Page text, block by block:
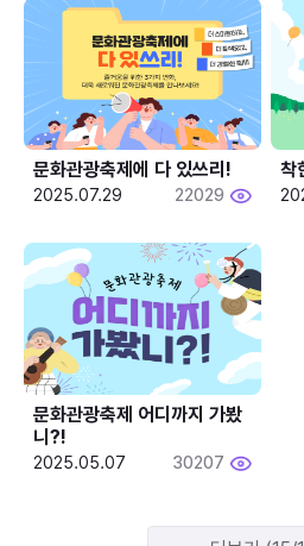
문화관광축제에 다 있쓰리!
2025.07.29 22029
착
문화관광축제 어디까지 가봤
니?!
2025.05.07 30207